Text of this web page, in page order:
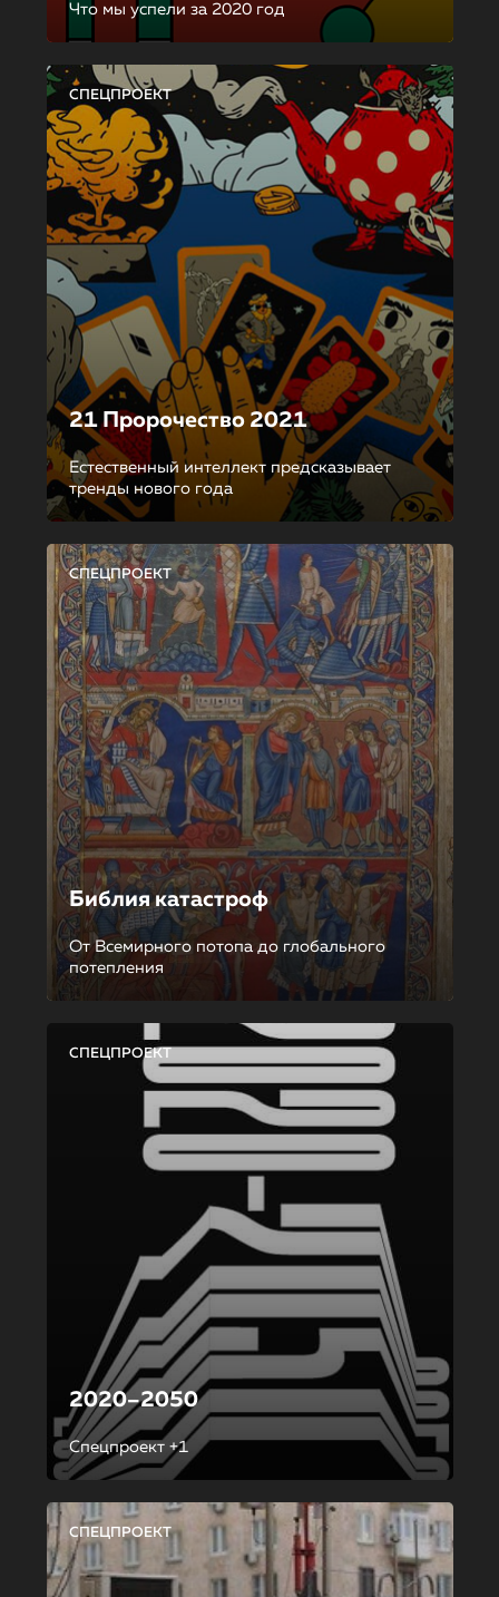
Что мы успели за 2020 год
СПЕЦПРОЕКТ
21 Пророчество 2021
Естественный интеллект предсказывает
тренды нового года
СПЕЦПРОЕКТ
Библия катастроф
От Всемирного потопа до глобального
потепления
СПЕЦПРОЕКТ
2020–2050
Спецпроект +1
СПЕЦПРОЕКТ